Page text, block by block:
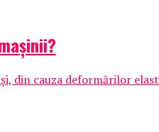
din cauza deformărilor